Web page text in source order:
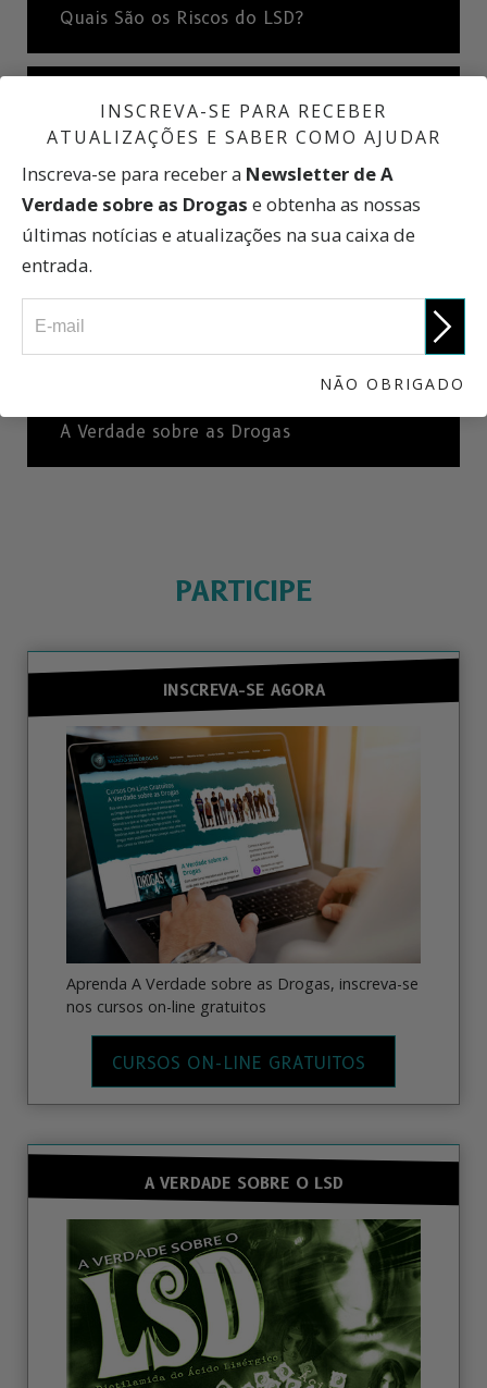
Quais São os Riscos do LSD?
Os Efeitos Prejudiciais do LSD
Estatísticas Internacionais
LSD: Uma Breve História
A Verdade sobre as Drogas
PARTICIPE
INSCREVA-SE AGORA
Aprenda A Verdade sobre as Drogas, inscreva-se
nos cursos on-line gratuitos
CURSOS ON-LINE GRATUITOS
A VERDADE SOBRE O LSD
INSCREVA-SE PARA RECEBER
ATUALIZAÇÕES E SABER COMO AJUDAR
Inscreva-se para receber a Newsletter de A
Verdade sobre as Drogas e obtenha as nossas
últimas notícias e atualizações na sua caixa de
entrada.
NÃO OBRIGADO